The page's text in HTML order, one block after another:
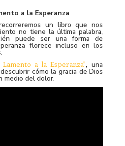
a la Esperanza
un libro que nos
no tiene la última palabra,
puede ser una forma de
florece incluso en los
Lamento a la Esperanza",una
cómo la gracia de Dios
medio del dolor.